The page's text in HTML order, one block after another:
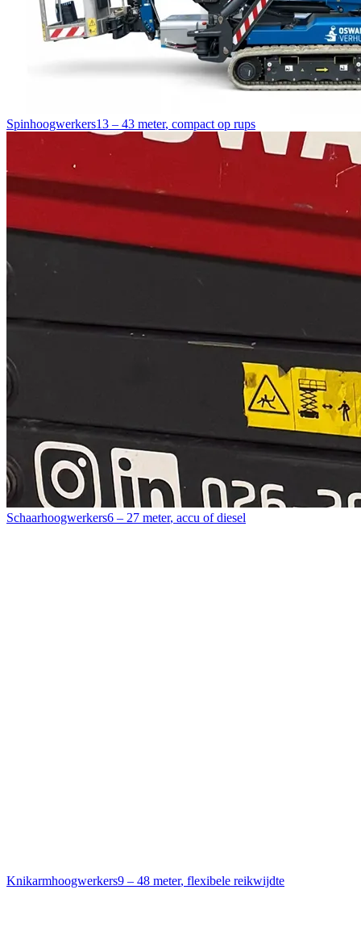
Spinhoogwerkers13 – 43 meter, compact op rups
Schaarhoogwerkers6 – 27 meter, accu of diesel
Knikarmhoogwerkers9 – 48 meter, flexibele reikwijdte